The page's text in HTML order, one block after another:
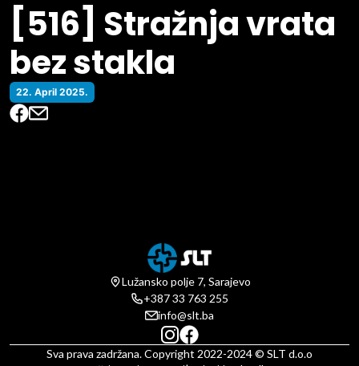
[516] Stražnja vrata
bez stakla
22. April 2025.
Lužansko polje 7, Sarajevo
+387 33 763 255
info@slt.ba
Sva prava zadržana. Copyright 2022-2024 © SLT d.o.o